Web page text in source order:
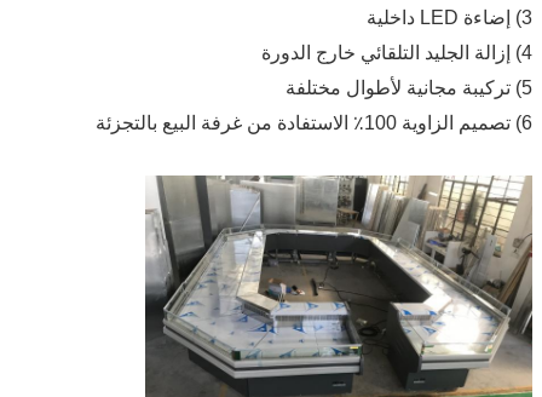
3) إضاءة LED داخلية
4) إزالة الجليد التلقائي خارج الدورة
5) تركيبة مجانية لأطوال مختلفة
6) تصميم الزاوية 100٪ الاستفادة من غرفة البيع بالتجزئة